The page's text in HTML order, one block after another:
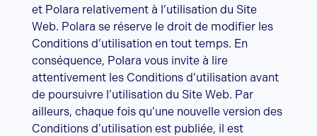
et Polara relativement à l’utilisation du Site
Web. Polara se réserve le droit de modifier les
Conditions d’utilisation en tout temps. En
conséquence, Polara vous invite à lire
attentivement les Conditions d’utilisation avant
de poursuivre l’utilisation du Site Web. Par
ailleurs, chaque fois qu’une nouvelle version des
Conditions d’utilisation est publiée, il est